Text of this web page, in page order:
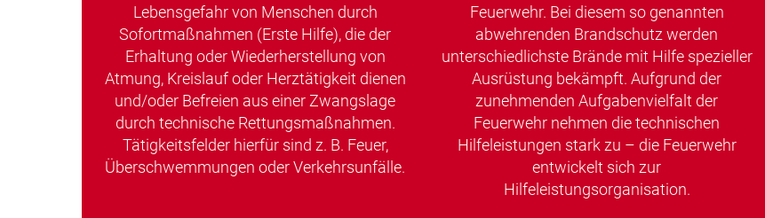
Lebensgefahr von Menschen durch
Sofortmaßnahmen (Erste Hilfe), die der
Erhaltung oder Wiederherstellung von
Atmung, Kreislauf oder Herztätigkeit dienen
und/oder Befreien aus einer Zwangslage
durch technische Rettungsmaßnahmen.
Tätigkeitsfelder hierfür sind z. B. Feuer,
Überschwemmungen oder Verkehrsunfälle.
Feuerwehr. Bei diesem so genannten
abwehrenden Brandschutz werden
unterschiedlichste Brände mit Hilfe spezieller
Ausrüstung bekämpft. Aufgrund der
zunehmenden Aufgabenvielfalt der
Feuerwehr nehmen die technischen
Hilfeleistungen stark zu – die Feuerwehr
entwickelt sich zur
Hilfeleistungsorganisation.